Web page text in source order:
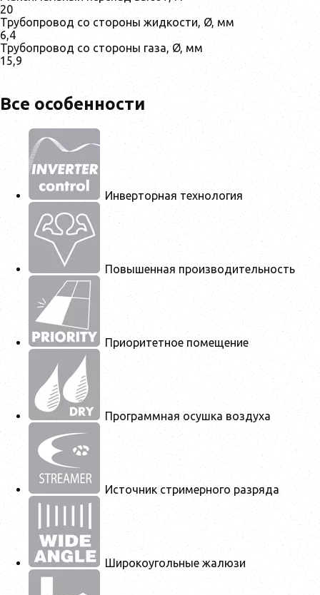
20
Трубопровод со стороны жидкости, Ø, мм
6,4
Трубопровод со стороны газа, Ø, мм
15,9
Все особенности
Инверторная технология
Повышенная производительность
Приоритетное помещение
Программная осушка воздуха
Источник стримерного разряда
Широкоугольные жалюзи